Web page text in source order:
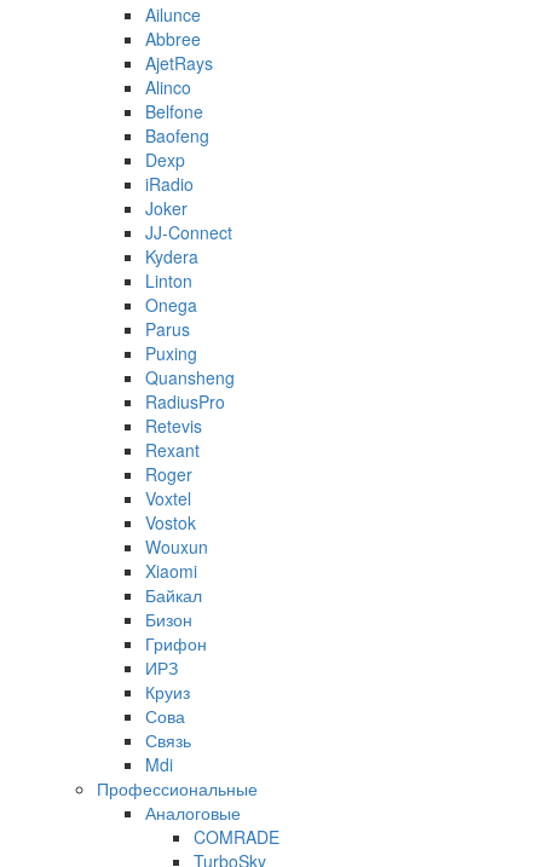
Ailunce
Abbree
AjetRays
Alinco
Belfone
Baofeng
Dexp
iRadio
Joker
JJ-Connect
Kydera
Linton
Onega
Parus
Puxing
Quansheng
RadiusPro
Retevis
Rexant
Roger
Voxtel
Vostok
Wouxun
Xiaomi
Байкал
Бизон
Грифон
ИРЗ
Круиз
Сова
Связь
Mdi
Профессиональные
Аналоговые
COMRADE
TurboSky